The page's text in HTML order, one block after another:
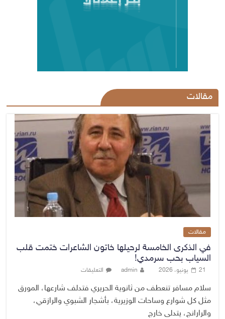
مقالات
مقالات
في الذكرى الخامسة لرحيلها خاتون الشاعرات ختمت قلب
السياب بحب سرمدي!
21 يونيو، 2026 admin التعليقات
سلام مسافر تنعطف من ثانوية الحريري فتدلف شارعها، المورق
مثل كل شوارع وساحات الوزيرية، بأشجار الشبوي والرازقي،
والرارانج، يتدلى خارج